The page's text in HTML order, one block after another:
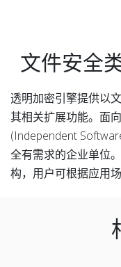
文件安全
透明加密引擎提供以
其相关扩展功能。面
(Independent
全有需求的企业单位
构，用户可根据应用